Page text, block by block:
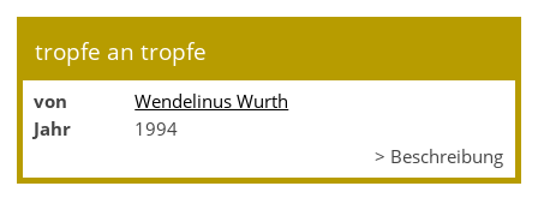
tropfe an tropfe
von
Wendelinus Wurth
Jahr
1994
> Beschreibung